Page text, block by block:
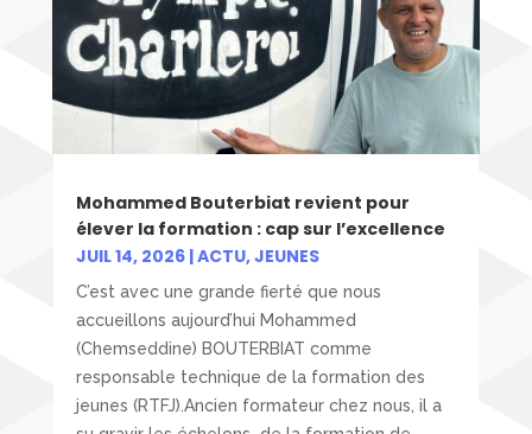
Mohammed Bouterbiat revient pour
élever la formation : cap sur l’excellence
JUIL 14, 2026|ACTU,JEUNES
C’est avec une grande fierté que nous
accueillons aujourd’hui Mohammed
(Chemseddine) BOUTERBIAT comme
responsable technique de la formation des
jeunes (RTFJ).Ancien formateur chez nous, il a